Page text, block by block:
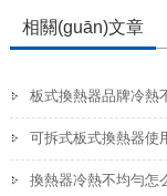
相關(guān)文章
板式換熱器品牌冷熱
可拆式板式換熱器使
換熱器冷熱不均勻怎